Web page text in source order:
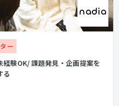
ー
経験OK/ 課題発見・企画提案を
る